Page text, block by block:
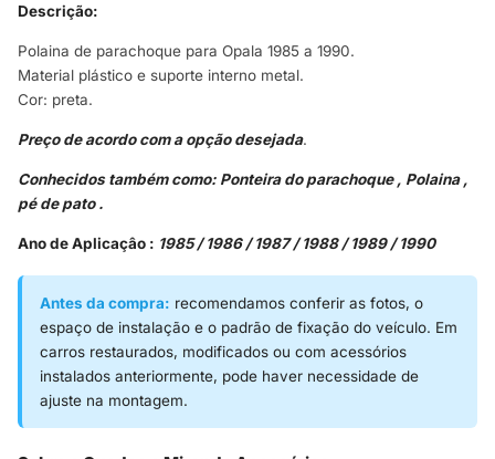
Descrição:
Polaina de parachoque para Opala 1985 a 1990.
Material plástico e suporte interno metal.
Cor: preta.
Preço de acordo com a opção desejada.
Conhecidos também como: Ponteira do parachoque , Polaina ,
pé de pato .
Ano de Aplicaçâo : 1985 / 1986 / 1987 / 1988 / 1989 / 1990
Antes da compra: recomendamos conferir as fotos, o
espaço de instalação e o padrão de fixação do veículo. Em
carros restaurados, modificados ou com acessórios
instalados anteriormente, pode haver necessidade de
ajuste na montagem.